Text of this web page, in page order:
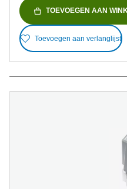
TOEVOEGEN AAN
Toevoegen aan verlanglijst